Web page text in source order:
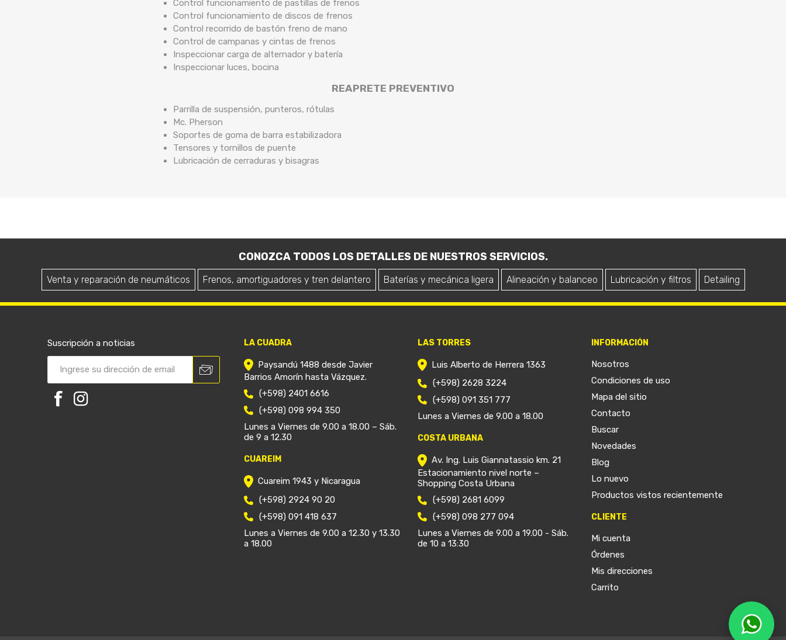
Control funcionamiento de pastillas de frenos
Control funcionamiento de discos de frenos
Control recorrido de bastón freno de mano
Control de campanas y cintas de frenos
Inspeccionar carga de alternador y batería
Inspeccionar luces, bocina
REAPRETE PREVENTIVO
Parrilla de suspensión, punteros, rótulas
Mc. Pherson
Soportes de goma de barra estabilizadora
Tensores y tornillos de puente
Lubricación de cerraduras y bisagras
CONOZCA TODOS LOS DETALLES DE NUESTROS SERVICIOS.
Venta y reparación de neumáticos Frenos, amortiguadores y tren delantero Baterías y mecánica ligera Alineación y balanceo Lubricación y filtros Detailing
Suscripción a noticias LA CUADRA
Paysandú 1488 desde Javier
Barrios Amorín hasta Vázquez.
(+598) 2401 6616
(+598) 098 994 350
Lunes a Viernes de 9.00 a 18.00 – Sáb.
de 9 a 12.30
CUAREIM
Cuareim 1943 y Nicaragua
(+598) 2924 90 20
(+598) 091 418 637
Lunes a Viernes de 9.00 a 12.30 y 13.30
a 18.00
LAS TORRES
Luis Alberto de Herrera 1363
(+598) 2628 3224
(+598) 091 351 777
Lunes a Viernes de 9.00 a 18.00
COSTA URBANA
Av. Ing. Luis Giannatassio km. 21
Estacionamiento nivel norte –
Shopping Costa Urbana
(+598) 2681 6099
(+598) 098 277 094
Lunes a Viernes de 9.00 a 19.00 - Sáb.
de 10 a 13:30
INFORMACIÓN
Nosotros
Condiciones de uso
Mapa del sitio
Contacto
Buscar
Novedades
Blog
Lo nuevo
Productos vistos recientemente
CLIENTE
Mi cuenta
Órdenes
Mis direcciones
Carrito